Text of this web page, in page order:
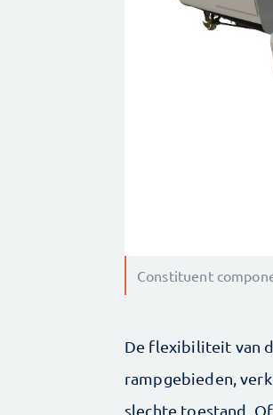
Constituent
De flexibiliteit van
rampgebieden,
slechte toestand.